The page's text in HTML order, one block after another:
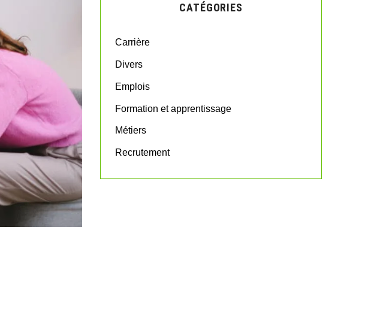
o
CATÉGORIES
Carrière
Divers
Emplois
Formation et apprentissage
Métiers
Recrutement